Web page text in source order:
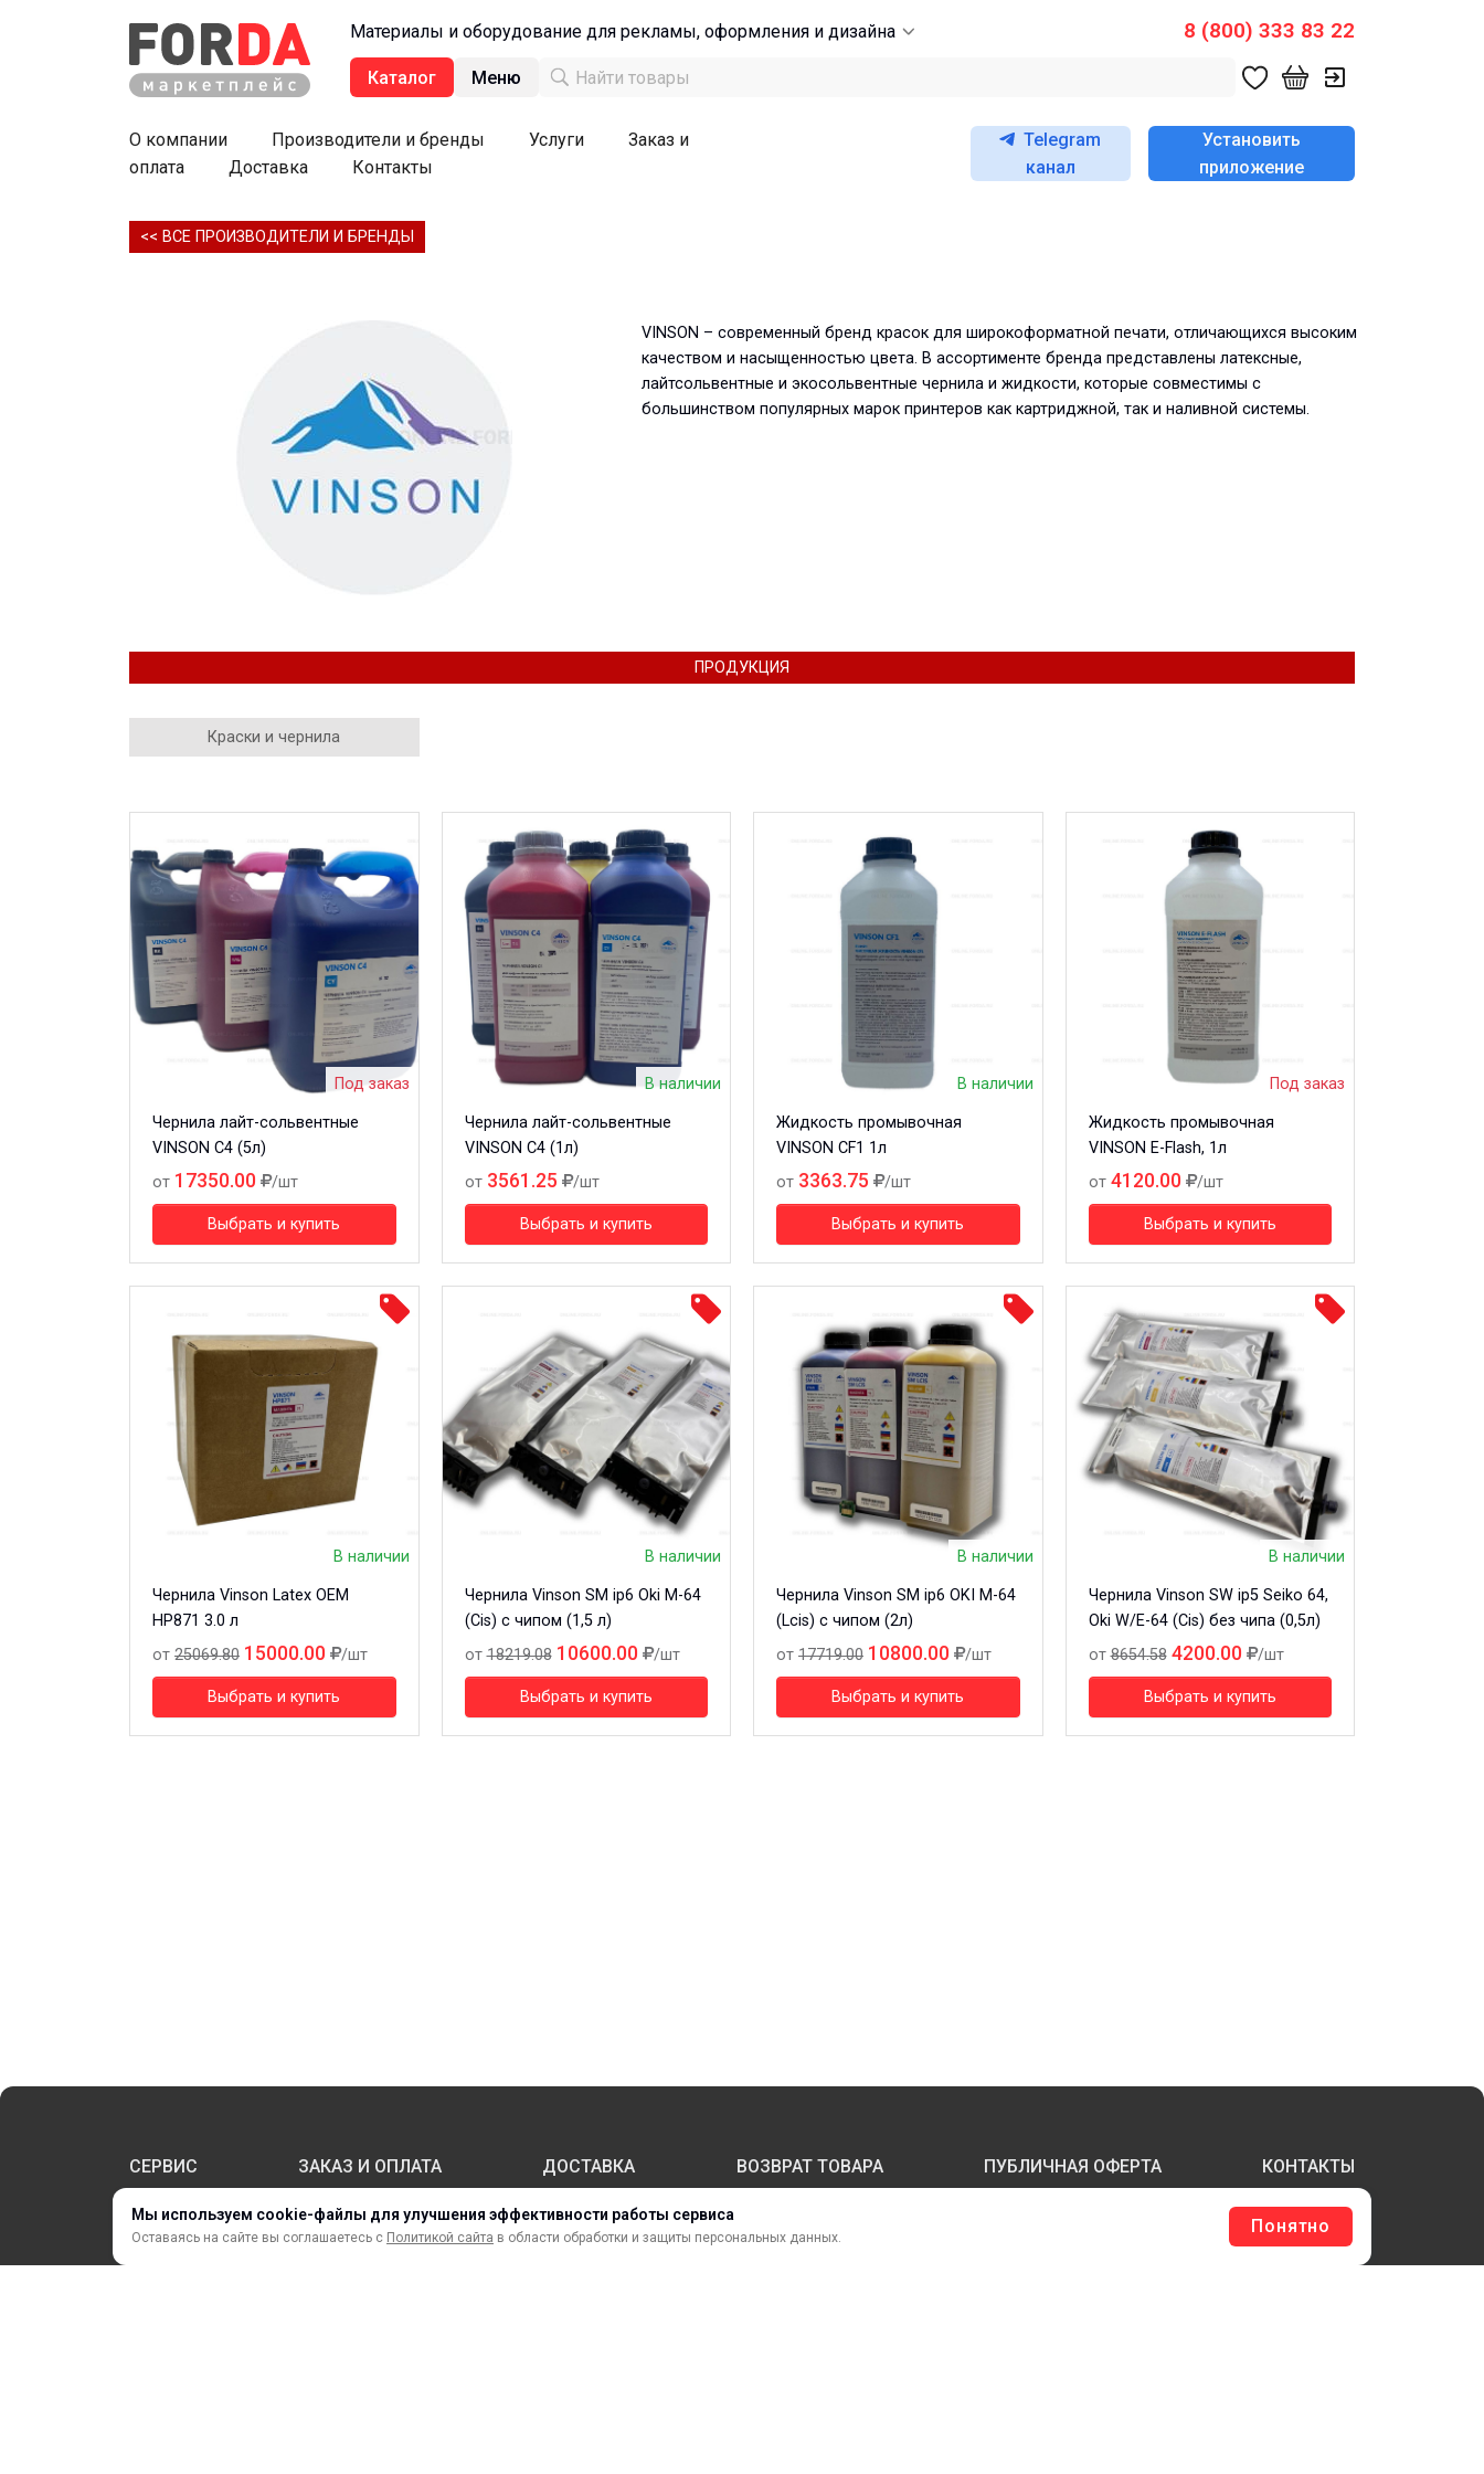
Мы используем cookie-файлы для улучшения эффективности работы сервиса
Оставаясь на сайте вы соглашаетесь с Политикой сайта в области обработки и защиты персональных данных.
Понятно
Материалы и оборудование для рекламы, оформления и дизайна 8 (800) 333 83 22
Каталог Меню
О компании Производители и бренды Услуги
Заказ и
оплата
Доставка Контакты
Telegram
канал
Установить
приложение
<< ВСЕ ПРОИЗВОДИТЕЛИ И БРЕНДЫ
VINSON – современный бренд красок для широкоформатной печати, отличающихся высоким
качеством и насыщенностью цвета. В ассортименте бренда представлены латексные,
лайтсольвентные и экосольвентные чернила и жидкости, которые совместимы с
большинством популярных марок принтеров как картриджной, так и наливной системы.
ПРОДУКЦИЯ
Краски и чернила
Под заказ
Чернила лайт-сольвентные
VINSON C4 (5л)
от 17350.00 /шт
Выбрать и купить
В наличии
Чернила лайт-сольвентные
VINSON C4 (1л)
от 3561.25 /шт
Выбрать и купить
В наличии
Жидкость промывочная
VINSON CF1 1л
от 3363.75 /шт
Выбрать и купить
Под заказ
Жидкость промывочная
VINSON E-Flash, 1л
от 4120.00 /шт
Выбрать и купить
В наличии
Чернила Vinson Latex OEM
HP871 3.0 л
от 25069.80 15000.00 /шт
Выбрать и купить
В наличии
Чернила Vinson SM ip6 Oki M-64
(Cis) с чипом (1,5 л)
от18219.08 10600.00 /шт
Выбрать и купить
В наличии
Чернила Vinson SM ip6 OKI M-64
(Lcis) с чипом (2л)
от 17719.00 10800.00 /шт
Выбрать и купить
В наличии
Чернила Vinson SW ip5 Seiko 64,
Oki W/E-64 (Cis) без чипа (0,5л)
от8654.58 4200.00 /шт
Выбрать и купить
СЕРВИС ЗАКАЗ И ОПЛАТА ДОСТАВКА ВОЗВРАТ ТОВАРА ПУБЛИЧНАЯ ОФЕРТА КОНТАКТЫ
НОВИНКИ
МАТЕРИАЛЫ ДЛЯ ПЕЧАТИ